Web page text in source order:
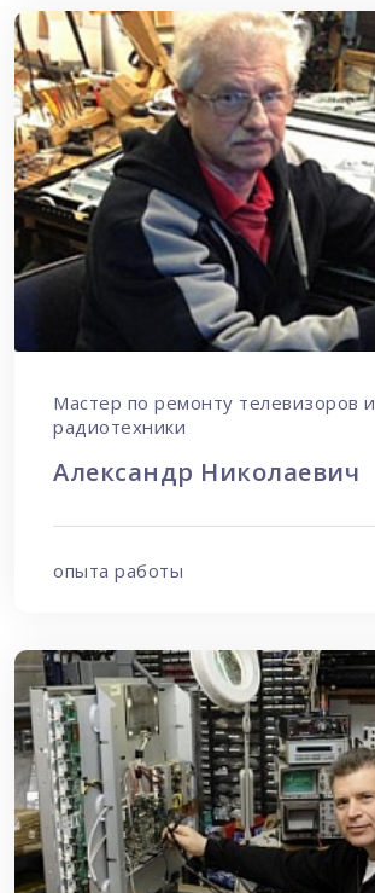
Мастер по ремонту телевизоров и
радиотехники
Александр Николаевич
опыта работы